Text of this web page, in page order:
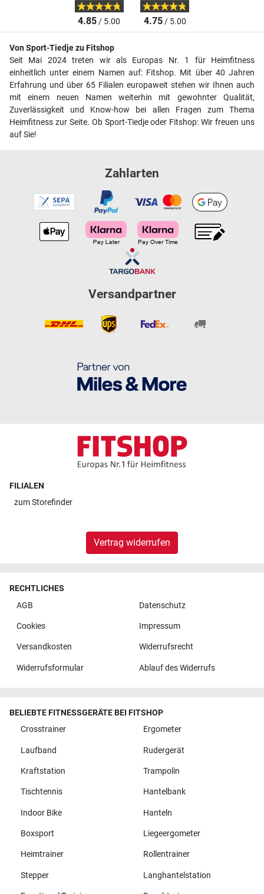
4.85/ 5.00 4.75/ 5.00
Von Sport-Tiedje zu Fitshop
Seit Mai 2024 treten wir als Europas Nr. 1 für Heimfitness
einheitlich unter einem Namen auf: Fitshop. Mit über 40 Jahren
Erfahrung und über 65 Filialen europaweit stehen wir Ihnen auch
mit einem neuen Namen weiterhin mit gewohnter Qualität,
Zuverlässigkeit und Know-how bei allen Fragen zum Thema
Heimfitness zur Seite. Ob Sport-Tiedje oder Fitshop: Wir freuen uns
auf Sie!
Zahlarten
Versandpartner
FILIALEN
zumStorefinder
Vertrag widerrufen
RECHTLICHES
AGB
Datenschutz
Cookies Impressum
Versandkosten Widerrufsrecht
Widerrufsformular Ablauf des Widerrufs
BELIEBTE FITNESSGERÄTE BEI FITSHOP
Crosstrainer
Ergometer
Laufband Rudergerät
Kraftstation Trampolin
Tischtennis Hantelbank
Indoor Bike Hanteln
Boxsport Liegeergometer
Heimtrainer Rollentrainer
Stepper Langhantelstation